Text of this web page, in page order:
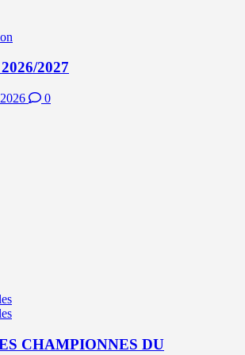
2027
0
CHAMPIONNES DU